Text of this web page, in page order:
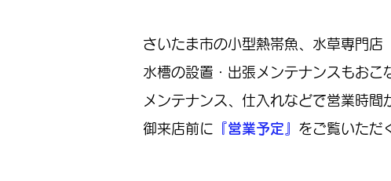
さいたま市の小型熱帯魚、水
水槽の設置・出張メンテナンスもおこ
メンテナンス、仕入れなどで営業時間
御来店前に 『営業予定』 をご覧いただ